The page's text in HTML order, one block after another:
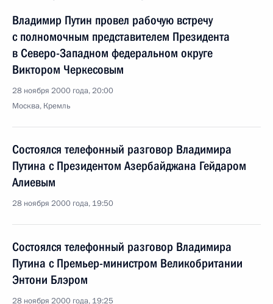
Владимир Путин провел рабочую встречу
с полномочным представителем Президента
в Северо-Западном федеральном округе
Виктором Черкесовым
28 ноября 2000 года, 20:00
Москва, Кремль
Состоялся телефонный разговор Владимира
Путина с Президентом Азербайджана Гейдаром
Алиевым
28 ноября 2000 года, 19:50
Состоялся телефонный разговор Владимира
Путина с Премьер-министром Великобритании
Энтони Блэром
28 ноября 2000 года, 19:25